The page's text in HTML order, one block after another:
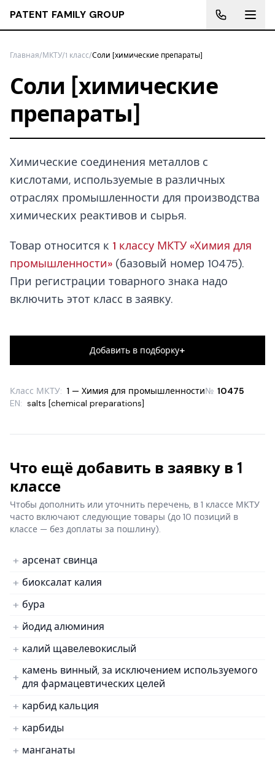
PATENT FAMILY GROUP
Главная/МКТУ/1 класс/Соли [химические препараты]
Соли [химические
препараты]
Химические соединения металлов с
кислотами, используемые в различных
отраслях промышленности для производства
химических реактивов и сырья.
Товар относится к 1 классу МКТУ «Химия для
промышленности» (базовый номер 10475).
При регистрации товарного знака надо
включить этот класс в заявку.
Добавить в подборку+
Класс МКТУ: 1 — Химия для промышленности№ 10475
EN: salts [chemical preparations]
Что ещё добавить в заявку в 1
классе
Чтобы дополнить или уточнить перечень, в 1 классе МКТУ
часто включают следующие товары (до 10 позиций в
классе — без доплаты за пошлину).
арсенат свинца
биоксалат калия
бура
йодид алюминия
калий щавелевокислый
камень винный, за исключением используемого
для фармацевтических целей
карбид кальция
карбиды
манганаты